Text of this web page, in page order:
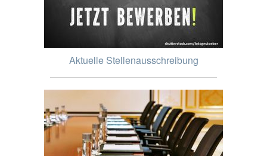
Aktuelle Stellenausschreibung